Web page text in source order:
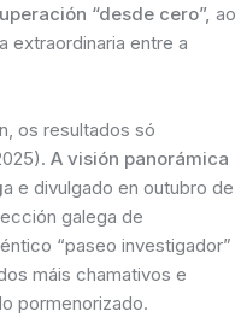
“desde cero”, ao
extraordinaria entre a
os resultados só
A visión panorámica
a e divulgado en outubro de
galega de
“paseo investigador”
máis chamativos e
pormenorizado.